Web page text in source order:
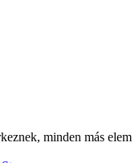
minden más elem